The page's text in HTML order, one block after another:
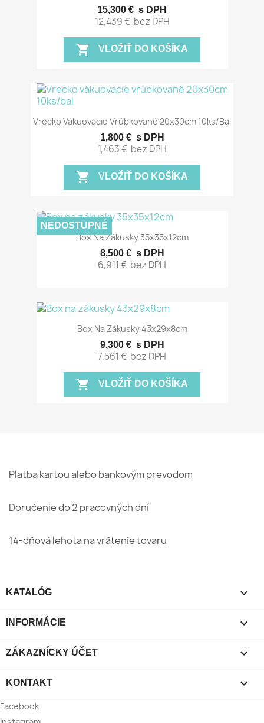
15,300 € s DPH
12,439 € bez DPH
shopping_cart VLOŽIŤ DO KOŠÍKA
Vrecko Vákuovacie Vrúbkované 20x30cm 10ks/bal
1,800 € s DPH
1,463 € bez DPH
shopping_cart VLOŽIŤ DO KOŠÍKA
Box Na Zákusky 35x35x12cm
8,500 € s DPH
6,911 € bez DPH
NEDOSTUPNÉ
Box Na Zákusky 43x29x8cm
9,300 € s DPH
7,561 € bez DPH
shopping_cart VLOŽIŤ DO KOŠÍKA
Platba kartou alebo bankovým prevodom
Doručenie do 2 pracovných dní
14-dňová lehota na vrátenie tovaru
KATALÓG 
INFORMÁCIE 
ZÁKAZNÍCKY ÚČET 
KONTAKT 
Facebook